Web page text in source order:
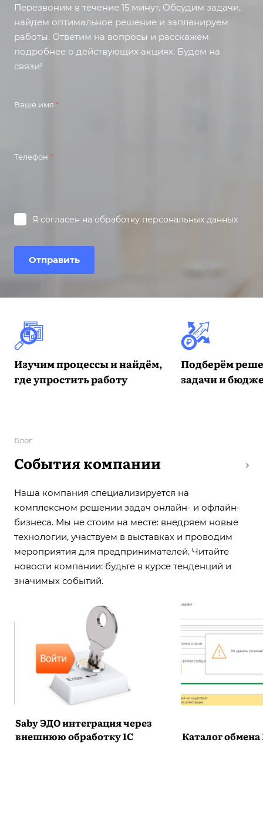
Перезвоним в течение 15 минут. Обсудим задачи,
найдем оптимальное решение и запланируем
работы. Ответим на вопросы и расскажем
подробнее о действующих акциях. Будем на
связи!
Ваше имя *
Телефон *
Я согласен на обработку персональных данных
Отправить
Изучим процессы и найдём,
где упростить работу
Подберём
задачи и
Блог
События компании
Наша компания специализируется на
комплексном решении задач онлайн- и офлайн-
бизнеса. Мы не стоим на месте: внедряем новые
технологии, участвуем в выставках и проводим
мероприятия для предпринимателей. Читайте
новости компании: будьте в курсе тенденций и
значимых событий.
Saby ЭДО интеграция через
внешнюю обработку 1С
Каталог